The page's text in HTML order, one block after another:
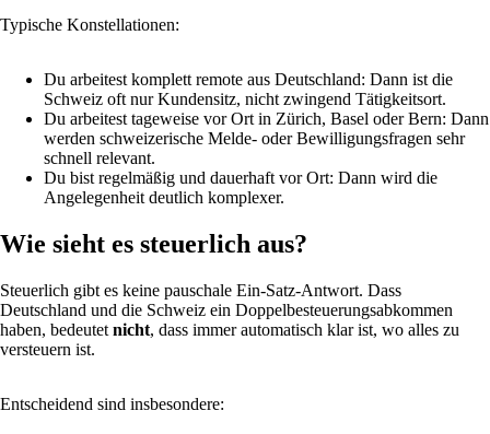
Typische Konstellationen:
Du arbeitest komplett remote aus Deutschland: Dann ist die
Schweiz oft nur Kundensitz, nicht zwingend Tätigkeitsort.
Du arbeitest tageweise vor Ort in Zürich, Basel oder Bern: Dann
werden schweizerische Melde- oder Bewilligungsfragen sehr
schnell relevant.
Du bist regelmäßig und dauerhaft vor Ort: Dann wird die
Angelegenheit deutlich komplexer.
Wie sieht es steuerlich aus?
Steuerlich gibt es keine pauschale Ein-Satz-Antwort. Dass
Deutschland und die Schweiz ein Doppelbesteuerungsabkommen
haben, bedeutet nicht, dass immer automatisch klar ist, wo alles zu
versteuern ist.
Entscheidend sind insbesondere: